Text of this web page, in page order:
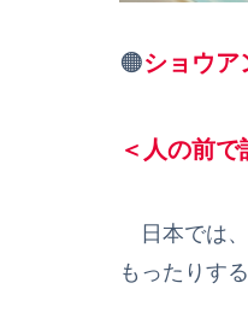
🟠ショウア
＜人の前
日本では、
もったりす